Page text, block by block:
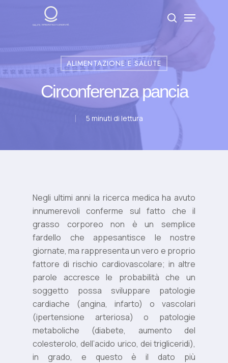
search
Menu
ALIMENTAZIONE E SALUTE
Circonferenza pancia
5 minuti di lettura
Negli ultimi anni la ricerca medica ha avuto
innumerevoli conferme sul fatto che il
grasso corporeo non è un semplice
fardello che appesantisce le nostre
giornate, ma rappresenta un vero e proprio
fattore di rischio cardiovascolare; in altre
parole accresce le probabilità che un
soggetto possa sviluppare patologie
cardiache (angina, infarto) o vascolari
(ipertensione arteriosa) o patologie
metaboliche (diabete, aumento del
colesterolo, dell’acido urico, dei trigliceridi),
in grado, e questo è il dato più